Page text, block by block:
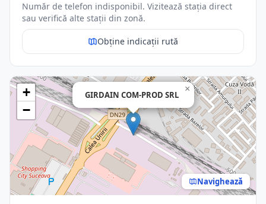
Număr de telefon indisponibil. Vizitează stația direct
sau verifică alte stații din zonă.
Obține indicații rută
GIRDAIN COM-PROD SRL
×
+
−
Navighează